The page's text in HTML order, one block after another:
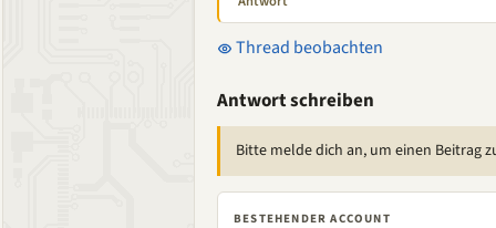
Thread beobachten
Antwort schreiben
Bitte melde dich an, um einen Beitrag
BESTEHENDER ACCOUNT